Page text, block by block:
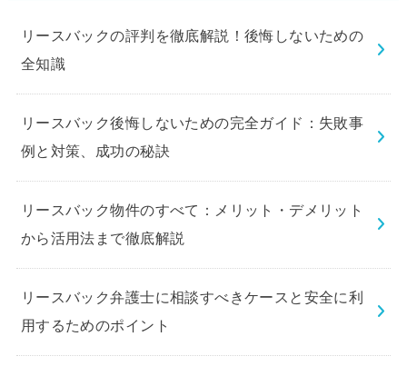
リースバックの評判を徹底解説！後悔しないための
全知識
リースバック後悔しないための完全ガイド：失敗事
例と対策、成功の秘訣
リースバック物件のすべて：メリット・デメリット
から活用法まで徹底解説
リースバック弁護士に相談すべきケースと安全に利
用するためのポイント